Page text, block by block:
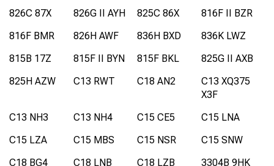
826C 87X
826G II AYH 825C 86X
816F II BZR
816F BMR
826H AWF 836H BXD
836K LWZ
815B 17Z
815F II BYN 815F BKL
825G II AXB
825H AZW
C13 RWT C18 AN2
C13 XQ375
X3F
C13 NH3
C13 NH4 C15 CE5
C15 LNA
C15 LZA
C15 MBS C15 NSR
C15 SNW
C18 BG4
C18 LNB C18 LZB
3304B 9HK